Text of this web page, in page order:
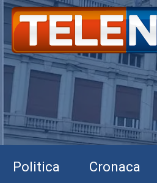
Politica Cronaca